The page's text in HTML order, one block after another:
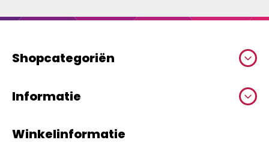
Shopcategoriën
Informatie
Winkelinformatie